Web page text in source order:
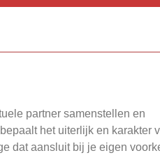
partner samenstellen en
het uiterlijk en karakter
dat aansluit bij je eigen